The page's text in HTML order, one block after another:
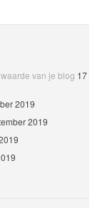
van je blog 17
2019
2019